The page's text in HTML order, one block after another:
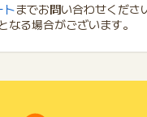
トまでお問い合わせくださ
る場合がございます。